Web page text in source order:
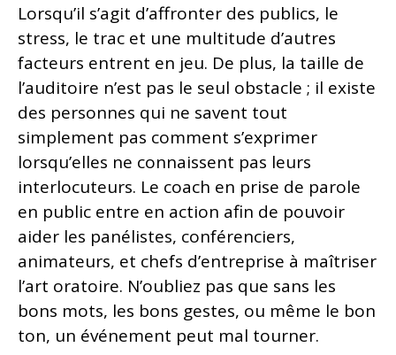
Lorsqu’il s’agit d’affronter des publics, le
stress, le trac et une multitude d’autres
facteurs entrent en jeu. De plus, la taille de
l’auditoire n’est pas le seul obstacle ; il existe
des personnes qui ne savent tout
simplement pas comment s’exprimer
lorsqu’elles ne connaissent pas leurs
interlocuteurs. Le coach en prise de parole
en public entre en action afin de pouvoir
aider les panélistes, conférenciers,
animateurs, et chefs d’entreprise à maîtriser
l’art oratoire. N’oubliez pas que sans les
bons mots, les bons gestes, ou même le bon
ton, un événement peut mal tourner.